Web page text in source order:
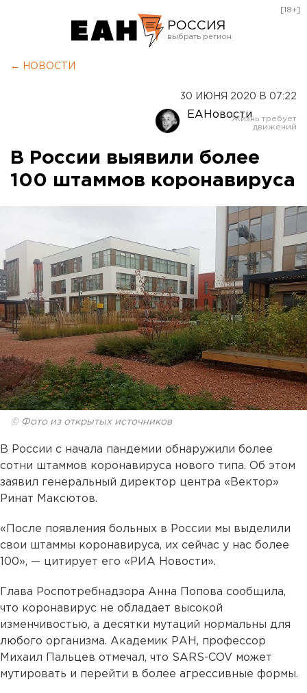
РОССИЯ
Оренбург
[18+]
← НОВОСТИ
30 ИЮНЯ 2020 В 07:22
ЕАНовости
В России выявили более
100 штаммов коронавируса
© Фото из открытых источников
В России с начала пандемии обнаружили более
сотни штаммов коронавируса нового типа. Об этом
заявил генеральный директор центра «Вектор»
Ринат Максютов.
«После появления больных в России мы выделили
свои штаммы коронавируса, их сейчас у нас более
100», — цитирует его «РИА Новости».
Глава Роспотребнадзора Анна Попова сообщила,
что коронавирус не обладает высокой
изменчивостью, а десятки мутаций нормальны для
любого организма. Академик РАН, профессор
Михаил Пальцев отмечал, что SARS-COV может
мутировать и перейти в более агрессивные формы.